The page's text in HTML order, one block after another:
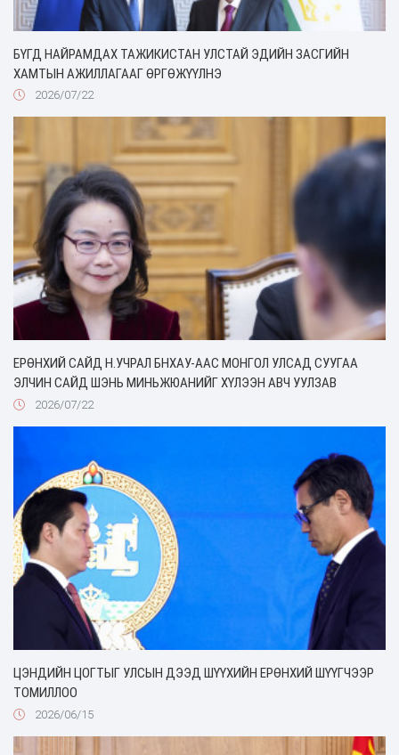
БҮГД НАЙРАМДАХ ТАЖИКИСТАН УЛСТАЙ ЭДИЙН ЗАСГИЙН
ХАМТЫН АЖИЛЛАГААГ ӨРГӨЖҮҮЛНЭ
2026/07/22
ЕРӨНХИЙ САЙД Н.УЧРАЛ БНХАУ-ААС МОНГОЛ УЛСАД СУУГАА
ЭЛЧИН САЙД ШЭНЬ МИНЬЖЮАНИЙГ ХҮЛЭЭН АВЧ УУЛЗАВ
2026/07/22
ЦЭНДИЙН ЦОГТЫГ УЛСЫН ДЭЭД ШҮҮХИЙН ЕРӨНХИЙ ШҮҮГЧЭЭР
ТОМИЛЛОО
2026/06/15